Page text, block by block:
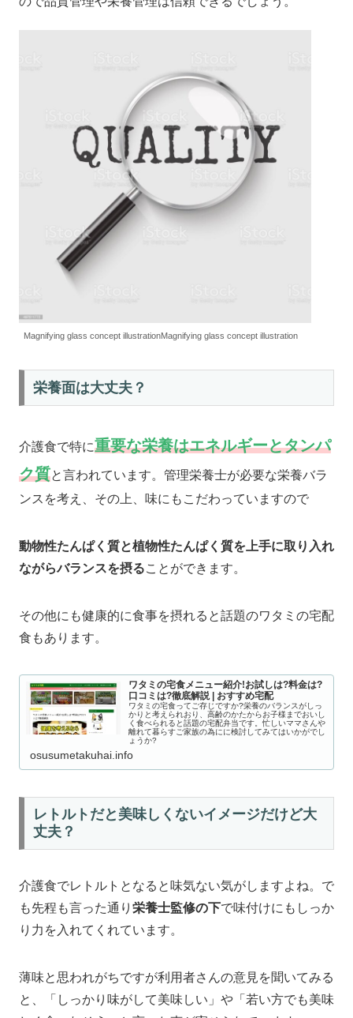
Magnifying glass concept illustrationMagnifying glass concept illustration
栄養面は大丈夫？
介護食で特に重要な栄養はエネルギーとタンパ
ク質と言われています。管理栄養士が必要な栄養バラ
ンスを考え、その上、味にもこだわっていますので
動物性たんぱく質と植物性たんぱく質を上手に取り入れ
ながらバランスを摂ることができます。
その他にも健康的に食事を摂れると話題のワタミの宅配
食もあります。
ワタミの宅食メニュー紹介!お試しは?料金は?
口コミは?徹底解説 | おすすめ宅配
ワタミの宅食ってご存じですか?栄養のバランスがしっ
かりと考えられおり、高齢のかたからお子様までおいし
く食べられると話題の宅配弁当です。忙しいママさんや
離れて暮らすご家族の為にに検討してみてはいかがでし
ょうか?
osusumetakuhai.info
レトルトだと美味しくないイメージだけど大
丈夫？
介護食でレトルトとなると味気ない気がしますよね。で
も先程も言った通り 栄養士監修の下で味付けにもしっか
り力を入れてくれています。
薄味と思われがちですが利用者さんの意見を聞いてみる
と、「しっかり味がして美味しい」や「若い方でも美味